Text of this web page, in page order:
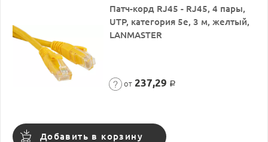
Патч-корд RJ45 - RJ45, 4 пары,
UTP, категория 5е, 3 м, желтый,
LANMASTER
от 237,29 Р
Добавить в корзину